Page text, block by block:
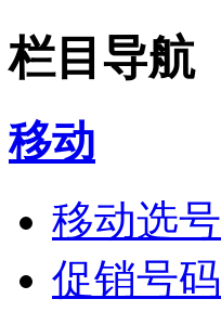
栏目导航
移动
移动选号
促销号码